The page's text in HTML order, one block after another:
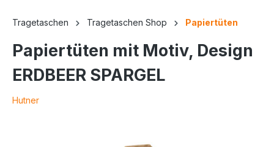
Tragetaschen Tragetaschen Shop Papiertüten
Papiertüten mit Motiv, Design
ERDBEER SPARGEL
Hutner